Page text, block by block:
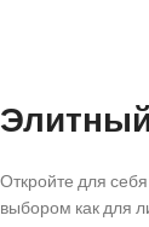
Откройте для
выбором как для